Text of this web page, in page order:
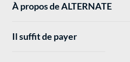
À propos de ALTERNATE
Il suffit de payer